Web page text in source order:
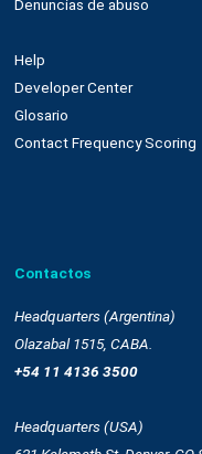
Push notifications
Automatización
Remarketing
Drag and drop
Empresa
Cultura